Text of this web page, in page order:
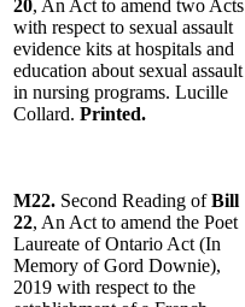
20, An Act to amend two Acts
with respect to sexual assault
evidence kits at hospitals and
education about sexual assault
in nursing programs. Lucille
Collard. Printed.
M22. Second Reading ofBill
22, An Act to amend the Poet
Laureate of Ontario Act (In
Memory of Gord Downie),
2019 with respect to the